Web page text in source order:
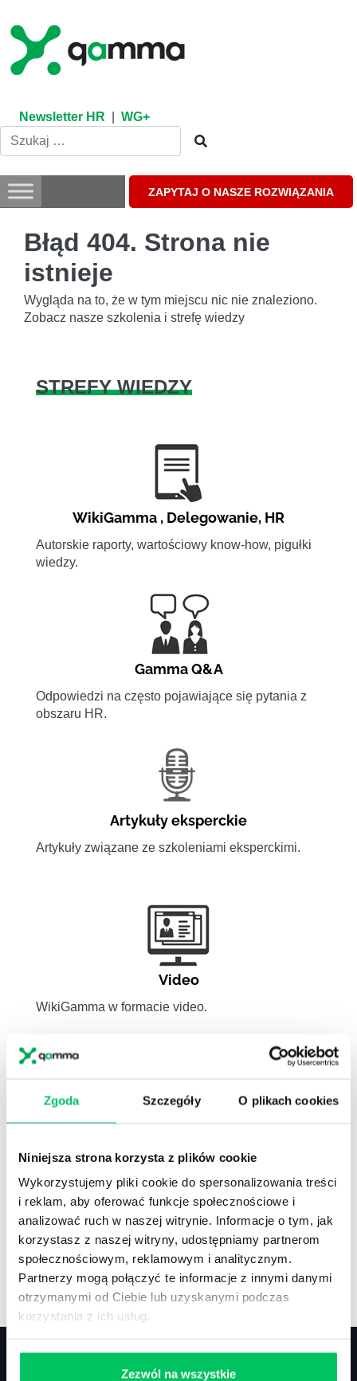
Zgoda Szczegóły O plikach cookies
Niniejsza strona korzysta z plików cookie
Wykorzystujemy pliki cookie do spersonalizowania treści
i reklam, aby oferować funkcje społecznościowe i
analizować ruch w naszej witrynie. Informacje o tym, jak
korzystasz z naszej witryny, udostępniamy partnerom
społecznościowym, reklamowym i analitycznym.
Partnerzy mogą połączyć te informacje z innymi danymi
otrzymanymi od Ciebie lub uzyskanymi podczas
korzystania z ich usług.
Zezwól na wszystkie
content
Newsletter HR WG+
ZAPYTAJ O NASZE ROZWIĄZANIA
Błąd 404. Strona nie
istnieje
Wygląda na to, że w tym miejscu nic nie znaleziono.
Zobacz nasze szkolenia i strefę wiedzy
STREFY WIEDZY
WikiGamma , Delegowanie, HR
Autorskie raporty, wartościowy know-how, pigułki
wiedzy.
Gamma Q&A
Odpowiedzi na często pojawiające się pytania z
obszaru HR.
Artykuły eksperckie
Artykuły związane ze szkoleniami eksperckimi.
Video
WikiGamma w formacie video.
zawodów.
Artykuły,Artykuły cd.,Prawo
Standardowe informacje z obszaru szkoleń.